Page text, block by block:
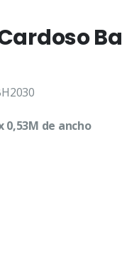
0,53M de ancho